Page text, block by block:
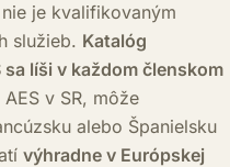
je kvalifikovaným
služieb. Katalóg
líši v každom členskom
v SR, môže
alebo Španielsku
výhradne v Európskej